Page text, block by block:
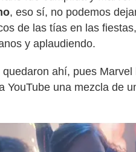
, eso sí, no podemos
de las tías en las
y aplaudiendo.
ahí, pues
YouTube una mezcla de